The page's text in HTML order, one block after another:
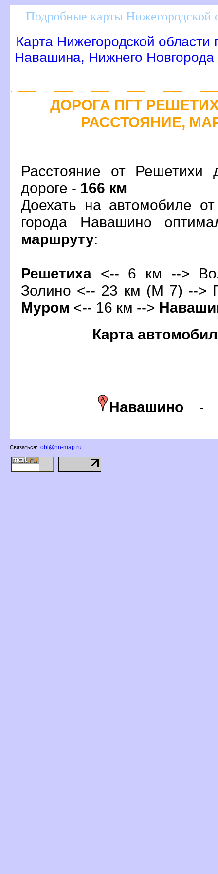
Подробные карты Нижегородской
Карта Нижегородской области
Навашина, Нижнего Новгорода
ДОРОГА ПГТ
РАССТОЯНИЕ,
Расстояние от
дороге - 166 км
Доехать на автомобиле
орода Навашино
маршруту:
Решетиха <-- 6 км -->
Золино <-- 23 км (М 7) -->
Муром <-- 16 км -->
Карта
Навашино
Связаться: obl@nn-map.ru